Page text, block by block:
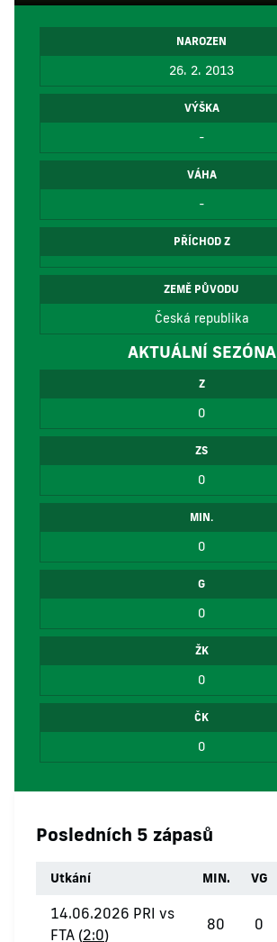
NAROZEN
26. 2. 2013
VÝŠKA
-
VÁHA
-
PŘÍCHOD Z
ZEMĚ PŮVODU
Česká republika
AKTUÁLNÍ SEZÓNA
Z
0
ZS
0
MIN.
0
G
0
ŽK
0
ČK
0
Posledních 5 zápasů
Utkání MIN. VG
14.06.2026 PRI vs
FTA (2:0)
80 0